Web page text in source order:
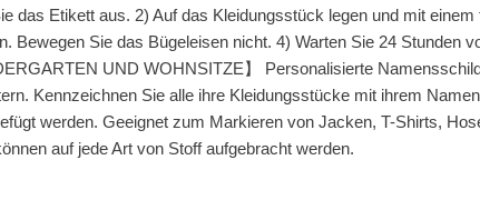
das Etikett aus. 2) Auf das Kleidungsstück legen und mit
Bewegen Sie das Bügeleisen nicht. 4) Warten Sie 24 Stunden
UND WOHNSITZE】 Personalisierte
Kennzeichnen Sie alle ihre Kleidungsstücke mit ihrem
werden. Geeignet zum Markieren von Jacken, T-Shirts,
auf jede Art von Stoff aufgebracht werden.